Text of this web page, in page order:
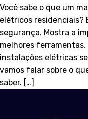
Você sabe o que um
elétricos residenciais?
segurança. Mostra a
melhores ferramentas.
instalações elétricas
vamos falar sobre o
saber. […]